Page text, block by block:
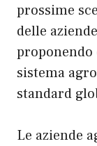
prossime
delle
sistema
standard
Le aziende